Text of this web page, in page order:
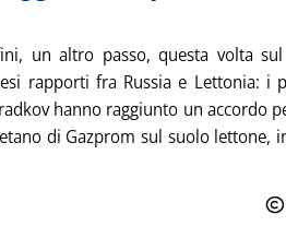
un altro passo, questa volta sul
rapporti fra Russia e Lettonia: i
hanno raggiunto un accordo
di Gazprom sul suolo lettone,